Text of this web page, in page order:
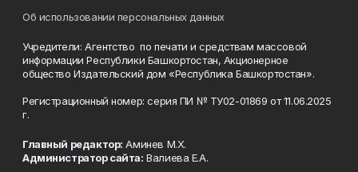
Об использовании персональных данных
Учредители: Агентство по печати и средствам массовой
информации Республики Башкортостан, Акционерное
общество Издательский дом «Республика Башкортостан».
Регистрационный номер: серия ПИ № ТУ02-01869 от 11.06.2025
г.
Главный редактор: Аминев М.Х.
Администратор сайта: Валиева Е.А.